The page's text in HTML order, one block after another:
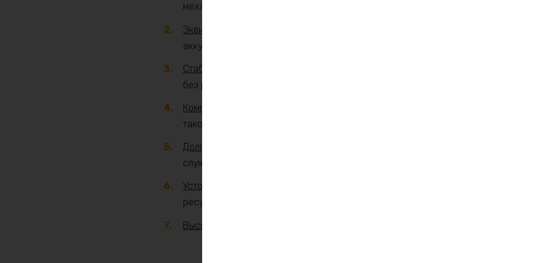
механическом повреждении, что делает их безопаснее кислотных и щелочных
Эквивалентная ёмкость
аккумуляторов.
Стабильное напряжение
. Батарея поддерживает постоянное напряжение на
без резких просадок.
Компактность и лёгкость
такой же ёмкостью, что облегчает транспортировку и установку.
Долговечность
служат около 2–3 лет.
Устойчивость к глубокому разряду
ресурсы и работоспособность.
Высокая токоотдача